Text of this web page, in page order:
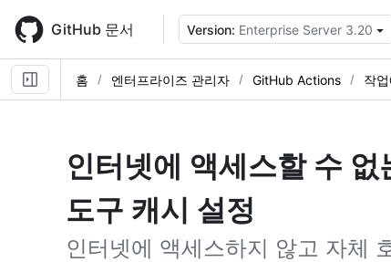
main
content
GitHub 문서 Version: Enterprise Server 3.20
홈 엔터프라이즈 관리자 GitHub Actions 작
인터넷에 액세스할 수
도구 캐시 설정
인터넷에 액세스하지 않고 자체